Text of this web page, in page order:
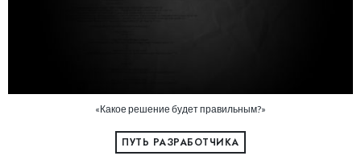
«Какое решение будет правильным?»
ПУТЬ РАЗРАБОТЧИКА